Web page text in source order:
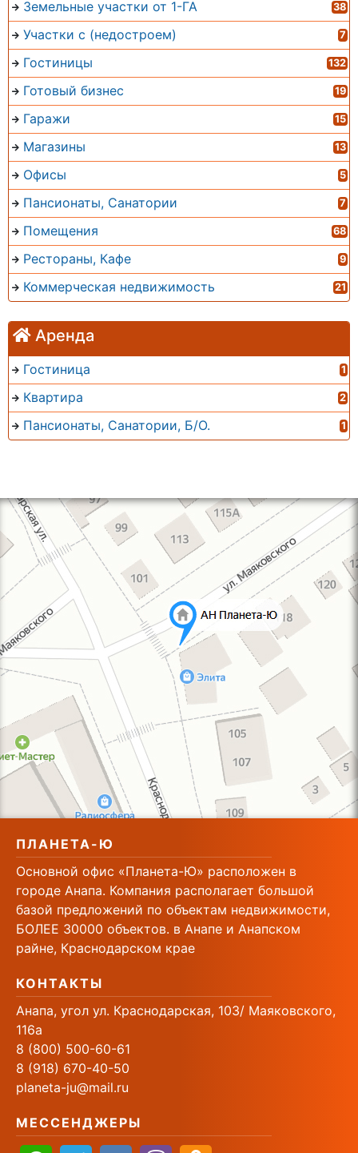
Земельные участки от 1-ГА 38
Участки с (недостроем) 7
Гостиницы 132
Готовый бизнес 19
Гаражи 15
Магазины 13
Офисы 5
Пансионаты, Санатории 7
Помещения 68
Рестораны, Кафе 9
Коммерческая недвижимость 21
Аренда
Гостиница 1
Квартира 2
Пансионаты, Санатории, Б/О. 1
ПЛАНЕТА-Ю
Основной офис «Планета-Ю» расположен в
городе Анапа. Компания располагает большой
базой предложений по объектам недвижимости,
БОЛЕЕ 30000 объектов. в Анапе и Анапском
райне, Краснодарском крае
КОНТАКТЫ
Анапа, угол ул. Краснодарская, 103/ Маяковского,
116а
8 (800) 500-60-61
8 (918) 670-40-50
planeta-ju@mail.ru
МЕССЕНДЖЕРЫ